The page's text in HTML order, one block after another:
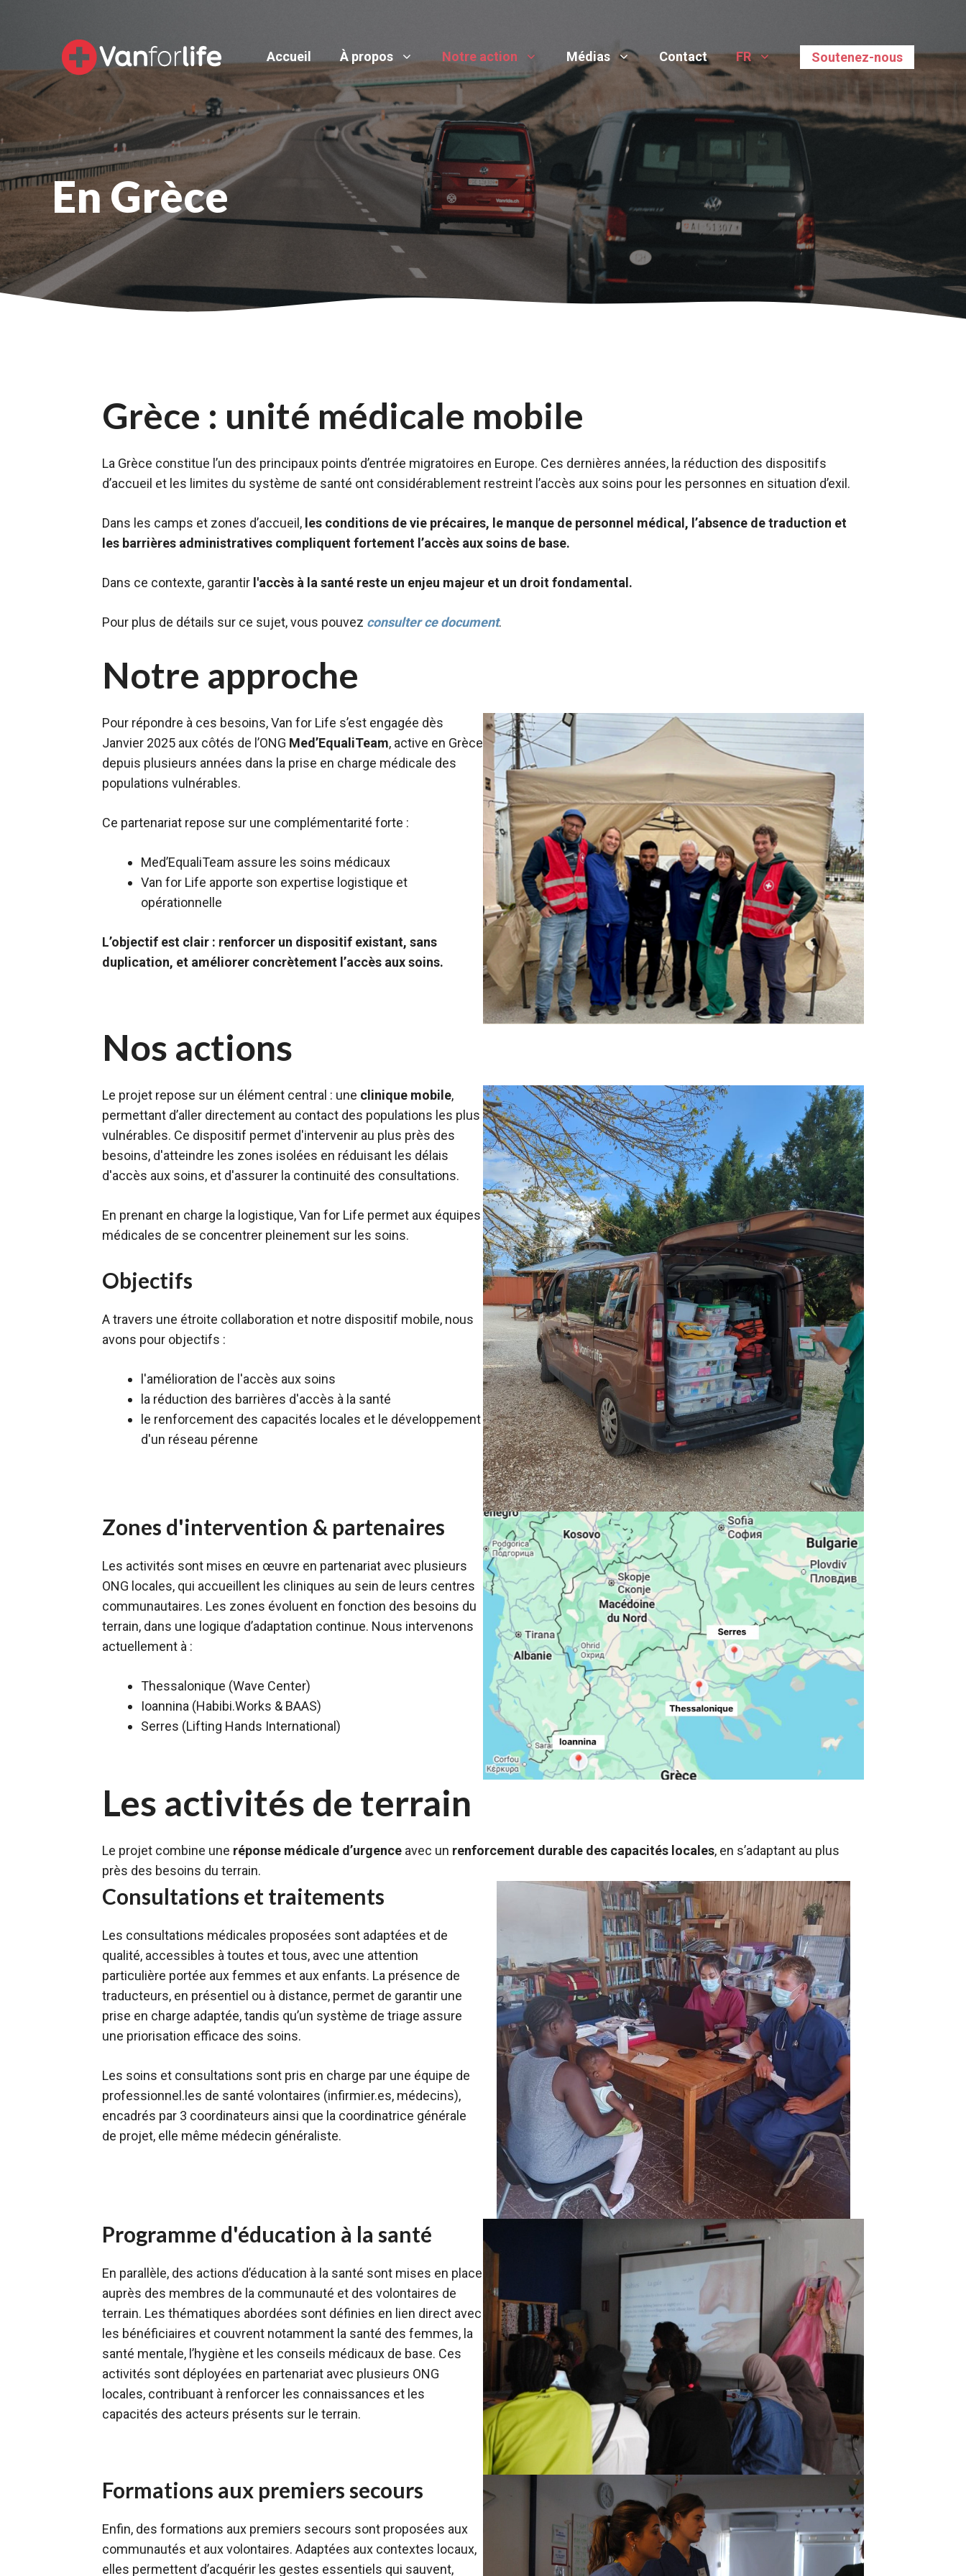
Accueil À propos Notre action Médias Contact FR Soutenez-nous
En Grèce
Grèce : unité médicale mobile
La Grèce constitue l’un des principaux points d’entrée migratoires en Europe. Ces dernières années, la réduction des dispositifs
d’accueil et les limites du système de santé ont considérablement restreint l’accès aux soins pour les personnes en situation d’exil.
Dans les camps et zones d’accueil, les conditions de vie précaires, le manque de personnel médical, l’absence de traduction et
les barrières administratives compliquent fortement l’accès aux soins de base.
Dans ce contexte, garantir l'accès à la santé reste un enjeu majeur et un droit fondamental.
Pour plus de détails sur ce sujet, vous pouvez consulter ce document.
Notre approche
Pour répondre à ces besoins, Van for Life s’est engagée dès
Janvier 2025 aux côtés de l’ONG Med’EqualiTeam, active en Grèce
depuis plusieurs années dans la prise en charge médicale des
populations vulnérables.
Ce partenariat repose sur une complémentarité forte :
Med’EqualiTeam assure les soins médicaux
Van for Life apporte son expertise logistique et
opérationnelle
L’objectif est clair : renforcer un dispositif existant, sans
duplication, et améliorer concrètement l’accès aux soins.
Nos actions
Le projet repose sur un élément central : une clinique mobile,
permettant d’aller directement au contact des populations les plus
vulnérables. Ce dispositif permet d'intervenir au plus près des
besoins, d'atteindre les zones isolées en réduisant les délais
d'accès aux soins, et d'assurer la continuité des consultations.
En prenant en charge la logistique, Van for Life permet aux équipes
médicales de se concentrer pleinement sur les soins.
Objectifs
A travers une étroite collaboration et notre dispositif mobile, nous
avons pour objectifs :
l'amélioration de l'accès aux soins
la réduction des barrières d'accès à la santé
le renforcement des capacités locales et le développement
d'un réseau pérenne
Zones d'intervention & partenaires
Les activités sont mises en œuvre en partenariat avec plusieurs
ONG locales, qui accueillent les cliniques au sein de leurs centres
communautaires. Les zones évoluent en fonction des besoins du
terrain, dans une logique d’adaptation continue. Nous intervenons
actuellement à :
Thessalonique (Wave Center)
Ioannina (Habibi.Works & BAAS)
Serres (Lifting Hands International)
Les activités de terrain
Le projet combine une réponse médicale d’urgence avec un renforcement durable des capacités locales, en s’adaptant au plus
près des besoins du terrain.
Consultations et traitements
Les consultations médicales proposées sont adaptées et de
qualité, accessibles à toutes et tous, avec une attention
particulière portée aux femmes et aux enfants. La présence de
traducteurs, en présentiel ou à distance, permet de garantir une
prise en charge adaptée, tandis qu’un système de triage assure
une priorisation efficace des soins.
Les soins et consultations sont pris en charge par une équipe de
professionnel.les de santé volontaires (infirmier.es, médecins),
encadrés par 3 coordinateurs ainsi que la coordinatrice générale
de projet, elle même médecin généraliste.
Programme d'éducation à la santé
En parallèle, des actions d’éducation à la santé sont mises en place
auprès des membres de la communauté et des volontaires de
terrain. Les thématiques abordées sont définies en lien direct avec
les bénéficiaires et couvrent notamment la santé des femmes, la
santé mentale, l’hygiène et les conseils médicaux de base. Ces
activités sont déployées en partenariat avec plusieurs ONG
locales, contribuant à renforcer les connaissances et les
capacités des acteurs présents sur le terrain.
Formations aux premiers secours
Enfin, des formations aux premiers secours sont proposées aux
communautés et aux volontaires. Adaptées aux contextes locaux,
elles permettent d’acquérir les gestes essentiels qui sauvent,